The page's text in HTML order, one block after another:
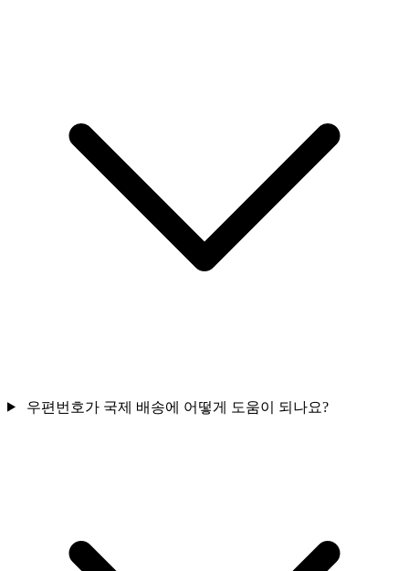
우편번호가 국제 배송에 어떻게 도움이 되나요?